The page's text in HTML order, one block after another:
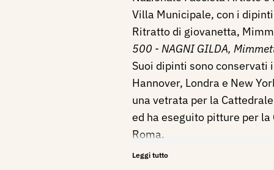
Villa Municipale, con i
Ritratto di giovanetta,
500 - NAGNI GILDA,
Suoi dipinti sono conservati
Hannover, Londra e New
una vetrata per la
ed ha eseguito pitture per
Roma.
Nel 1955 partecipa alla VII
Leggi tutto